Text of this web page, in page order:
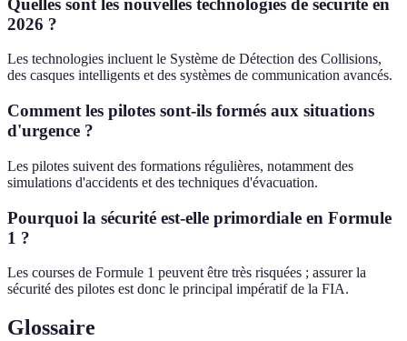
2026 ?
Les technologies incluent le Système de Détection des Collisions,
des casques intelligents et des systèmes de communication avancés.
Comment les pilotes sont-ils formés aux situations
d'urgence ?
Les pilotes suivent des formations régulières, notamment des
simulations d'accidents et des techniques d'évacuation.
Pourquoi la sécurité est-elle primordiale en Formule
1 ?
Les courses de Formule 1 peuvent être très risquées ; assurer la
sécurité des pilotes est donc le principal impératif de la FIA.
Glossaire